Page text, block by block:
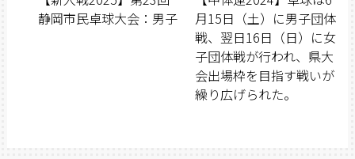
静岡市民卓球大会：男子
月15日（土）に男子団体
戦、翌日16日（日）に女
子団体戦が行われ、県大
会出場枠を目指す戦いが
繰り広げられた。